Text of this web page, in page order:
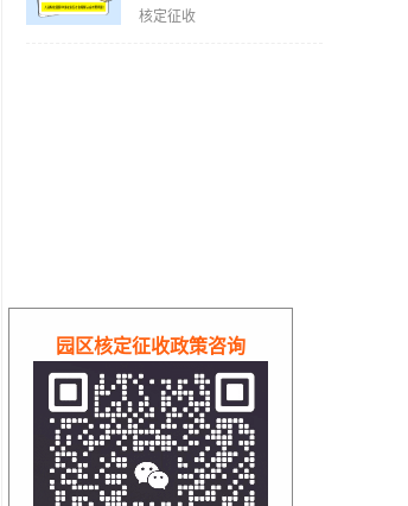
规解决方案！
核定征收
园区核定征收政策咨询